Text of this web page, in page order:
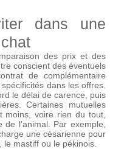
dans une
des prix et des
conscient des éventuels
de complémentaire
dans les offres.
le délai de carence, puis
Certaines mutuelles
moins, voire rien du tout,
l’animal. Par exemple,
une césarienne pour
mastiff ou le pékinois.